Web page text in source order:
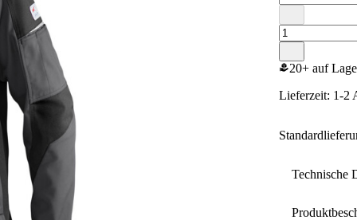
20+ auf
Lieferzeit: 1-2
Technische